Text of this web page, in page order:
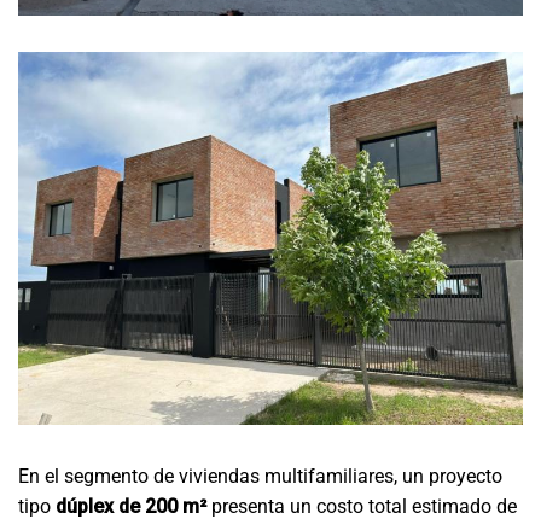
En el segmento de viviendas multifamiliares, un proyecto
tipo dúplex de 200 m²presenta un costo total estimado de